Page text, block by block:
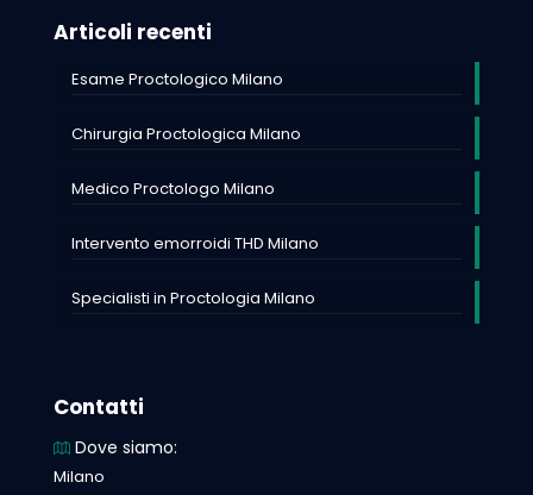
Articoli recenti
Esame Proctologico Milano
Chirurgia Proctologica Milano
Medico Proctologo Milano
Intervento emorroidi THD Milano
Specialisti in Proctologia Milano
Contatti
Dove siamo:
Milano